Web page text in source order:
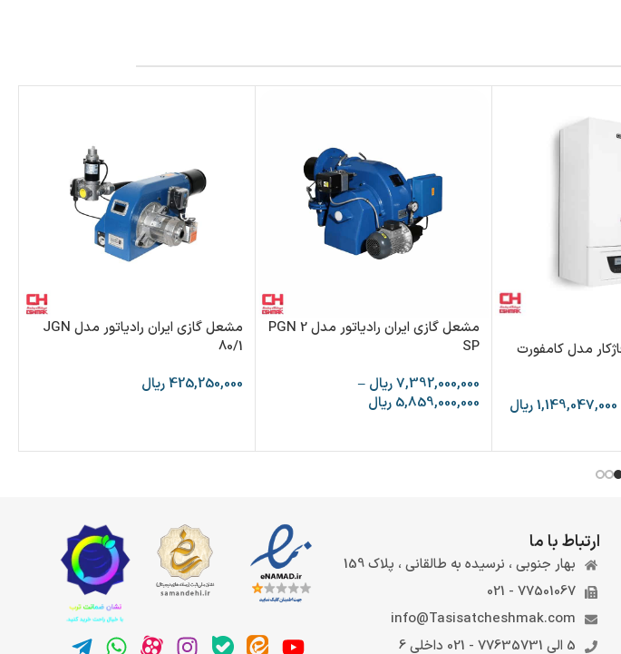
مدل کامفورت
1,149,047,000ریال
مشعل گازی ایران رادیاتور مدل PGN 2
SP
7,392,000,000ریال –
5,859,000,000 ریال
مشعل گازی ایران رادیاتور مدل JGN
80/1
425,250,000ریال
ارتباط با ما
بهار جنوبی ، نرسیده به طالقانی ، پلاک 159
77501067 - 021
info@Tasisatcheshmak.com
5 الی 77635731 - 021 داخلی 6